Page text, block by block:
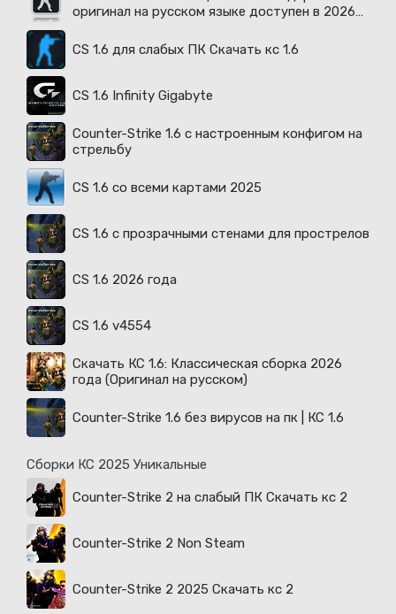
оригинал на русском языке доступен в 2026
CS 1.6 для слабых ПК Скачать кс 1.6
CS 1.6 Infinity Gigabyte
Counter-Strike 1.6 с настроенным конфигом на
стрельбу
CS 1.6 со всеми картами 2025
CS 1.6 с прозрачными стенами для прострелов
CS 1.6 2026 года
CS 1.6 v4554
Скачать КС 1.6: Классическая сборка 2026
года (Оригинал на русском)
Counter-Strike 1.6 без вирусов на пк | КС 1.6
Сборки КС 2025 Уникальные
Counter-Strike 2 на слабый ПК Скачать кс 2
Counter-Strike 2 Non Steam
Counter-Strike 2 2025 Скачать кс 2